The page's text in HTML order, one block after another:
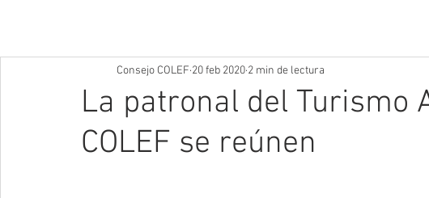
La patronal del Turismo
COLEF se reúnen
Consejo COLEF 20 feb 2020 2 min de lectura